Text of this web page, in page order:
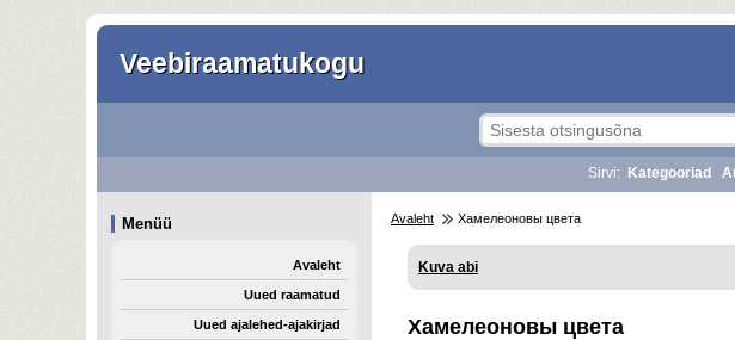
Veebiraamatukogu
Sirvi: Kategooriad
Menüü
Avaleht
Uued raamatud
Uued ajalehed-ajakirjad
Avaleht Хамелеоновы цвета
Kuva abi
Хамелеоновы цвета